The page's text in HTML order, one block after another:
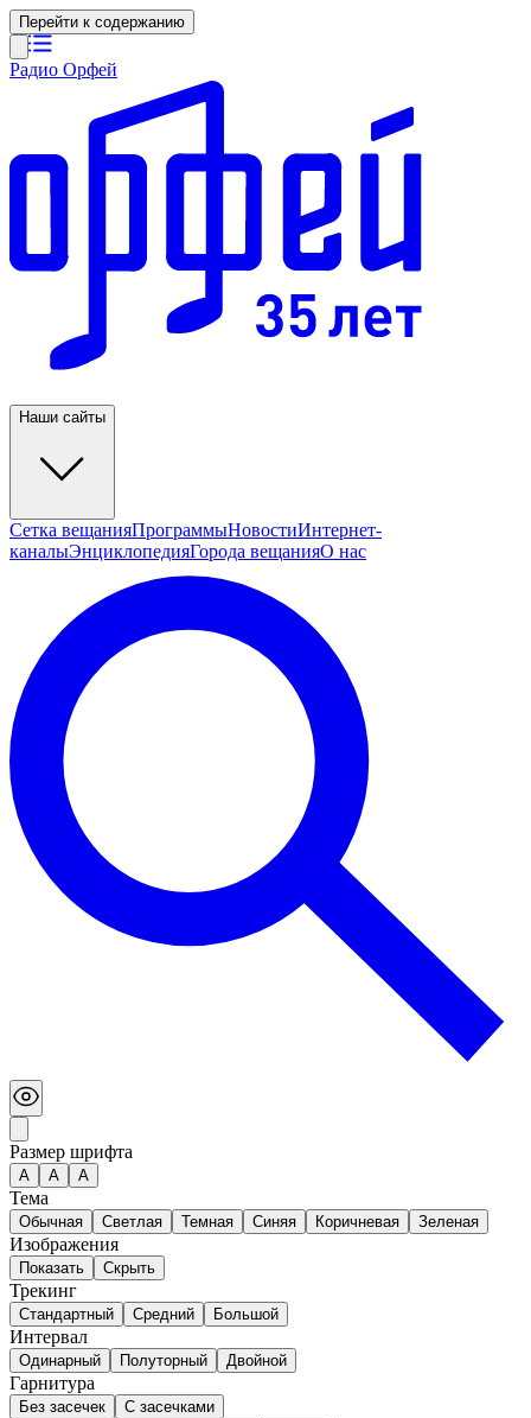
Перейти к содержанию
Радио Орфей
Наши сайты
Сетка вещанияПрограммыНовостиИнтернет-
каналыЭнциклопедияГорода вещанияО нас
Размер шрифта
А A A
Тема
Обычная Светлая Темная Синяя Коричневая Зеленая
Изображения
Показать Скрыть
Трекинг
Стандартный Средний Большой
Интервал
Одинарный Полуторный Двойной
Гарнитура
Без засечек
С засечками